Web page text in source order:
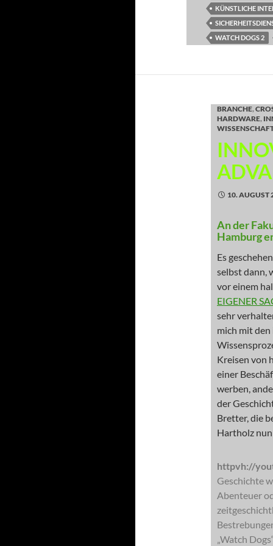
KÜNSTLICHE
WATCH DOGS 2
BRANCHE,
HARDWARE,
10. AUGUST
An der
Hamburg
Es
selbst dann,
vor einem
EIGENER
sehr
mich mit
Kreisen von
einer
werben,
der
Bretter, die
Hartholz
httpvh://
Geschichte
Abenteuer
„Watch